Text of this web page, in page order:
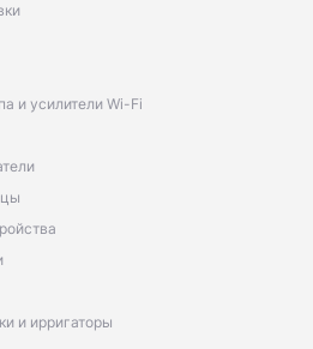
и усилители Wi-Fi
и ирригаторы